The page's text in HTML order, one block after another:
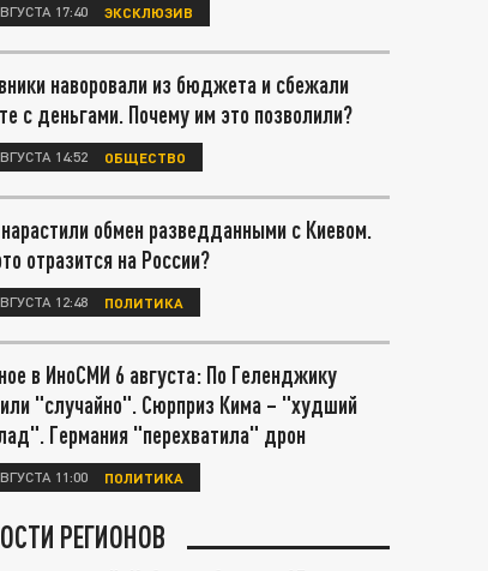
17:40 ЭКСКЛЮЗИВ
наворовали из бюджета и сбежали
с деньгами. Почему им это позволили?
14:52 ОБЩЕСТВО
обмен разведданными с Киевом.
отразится на России?
12:48 ПОЛИТИКА
в ИноСМИ 6 августа: По Геленджику
"случайно". Сюрприз Кима – "худший
Германия "перехватила" дрон
11:00 ПОЛИТИКА
РЕГИОНОВ